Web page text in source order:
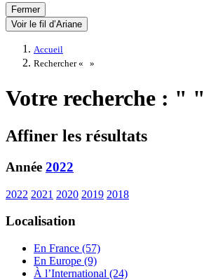
Fermer
Voir le fil d’Ariane
Accueil
Rechercher «
»
Votre recherche : " "
Affiner les résultats
Année 2022
2022 2021 2020 2019 2018
Localisation
En France (57)
En Europe (9)
À l’International (24)